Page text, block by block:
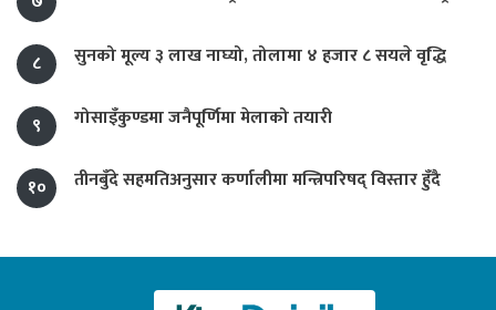
८ सुनको मूल्य ३ लाख नाघ्यो, तोलामा ४ हजार ८ सयले वृद्धि
९ गोसाइँकुण्डमा जनैपूर्णिमा मेलाको तयारी
१० तीनबुँदे सहमतिअनुसार कर्णालीमा मन्त्रिपरिषद् विस्तार हुँदै